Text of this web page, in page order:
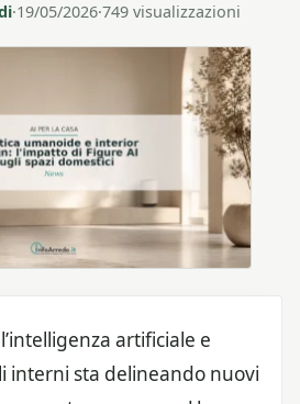
·19/05/2026·749 visualizzazioni
artificiale e
interni sta delineando nuovi